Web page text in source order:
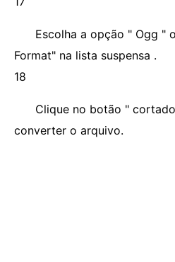
Escolha a opção " Ogg "
Format" na lista suspensa .
18
Clique no botão "
converter o arquivo.